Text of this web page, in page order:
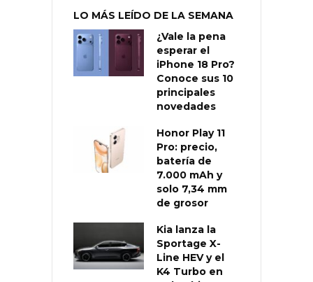
LO MÁS LEÍDO DE LA SEMANA
¿Vale la pena
esperar el
iPhone 18 Pro?
Conoce sus 10
principales
novedades
Honor Play 11
Pro: precio,
batería de
7.000 mAh y
solo 7,34 mm
de grosor
Kia lanza la
Sportage X-
Line HEV y el
K4 Turbo en